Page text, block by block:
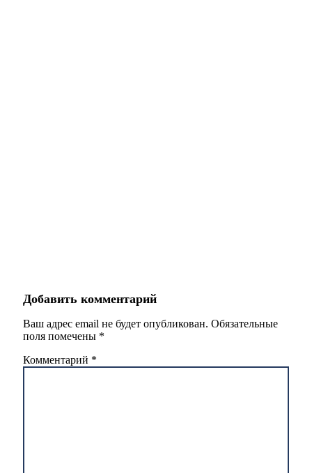
Добавить комментарий
Ваш адрес email не будет опубликован. Обязательные
поля помечены *
Комментарий *